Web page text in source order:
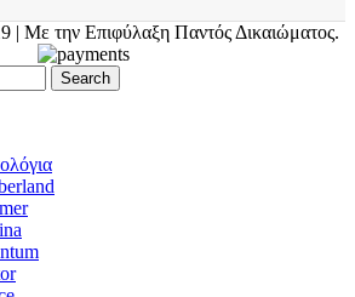
Με την Επιφύλαξη Παντός Δικαιώματος.
Search